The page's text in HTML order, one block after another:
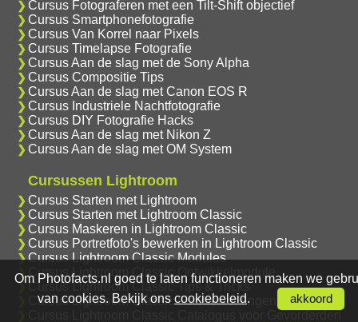
Cursus Fotograferen met een Tilt-Shift objectief
Cursus Smartphonefotografie
Cursus Van Korrel naar Pixels
Cursus Timelapse Fotografie
Cursus Aan de slag met de Sony Alpha
Cursus Compositie Tips
Cursus Aan de slag met Canon EOS R
Cursus Industriele Nachtfotografie
Cursus DIY Fotografie Hacks
Cursus Aan de slag met Nikon Z
Cursus Aan de slag met OM System
Cursussen Lightroom
Cursus Starten met Lightroom
Cursus Starten met Lightroom Classic
Cursus Maskeren in Lightroom Classic
Cursus Portretfoto's bewerken in Lightroom Classic
Cursus Lightroom Classic Modules
Cursus Lightroom Classic Ontwikkelmodule
Cursus Lightroom Classic Tips & Tricks
Cursus Lightroom Classic Fotobewerkingen
Om Photofacts.nl goed te laten functioneren maken we
van cookies. Bekijk ons cookiebeleid. akkoord